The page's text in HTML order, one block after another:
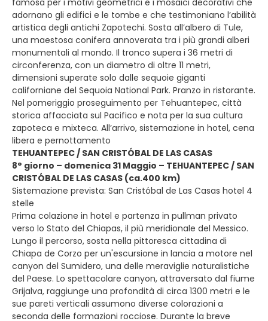
adornano gli edifici e le tombe e che testimoniano l’abilità
artistica degli antichi Zapotechi. Sosta all’albero di Tule,
una maestosa conifera annoverata tra i più grandi alberi
monumentali al mondo. Il tronco supera i 36 metri di
circonferenza, con un diametro di oltre 11 metri,
dimensioni superate solo dalle sequoie giganti
californiane del Sequoia National Park. Pranzo in ristorante.
Nel pomeriggio proseguimento per Tehuantepec, città
storica affacciata sul Pacifico e nota per la sua cultura
zapoteca e mixteca. All’arrivo, sistemazione in hotel, cena
libera e pernottamento
TEHUANTEPEC / SAN CRISTÓBAL DE LAS CASAS
8° giorno – domenica 31 Maggio – TEHUANTEPEC / SAN
CRISTÓBAL DE LAS CASAS (ca.400 km)
Sistemazione prevista: San Cristóbal de Las Casas hotel 4
stelle
Prima colazione in hotel e partenza in pullman privato
verso lo Stato del Chiapas, il più meridionale del Messico.
Lungo il percorso, sosta nella pittoresca cittadina di
Chiapa de Corzo per un'escursione in lancia a motore nel
canyon del Sumidero, una delle meraviglie naturalistiche
del Paese. Lo spettacolare canyon, attraversato dal fiume
Grijalva, raggiunge una profondità di circa 1300 metri e le
sue pareti verticali assumono diverse colorazioni a
seconda delle formazioni rocciose. Durante la breve